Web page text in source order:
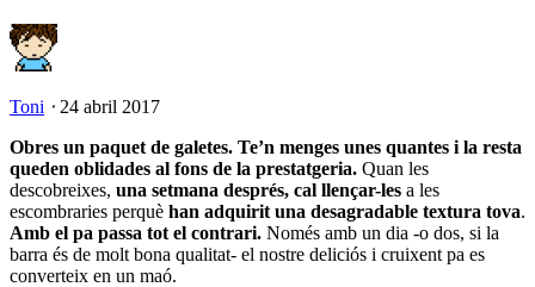
Toni ⋅ 24 abril 2017
Obres un paquet de galetes. Te’n menges unes quantes i la resta
queden oblidades al fons de la prestatgeria. Quan les
descobreixes, una setmana després, cal llençar-les a les
escombraries perquè han adquirit una desagradable textura tova.
Amb el pa passa tot el contrari. Només amb un dia -o dos, si la
barra és de molt bona qualitat- el nostre deliciós i cruixent pa es
converteix en un maó.